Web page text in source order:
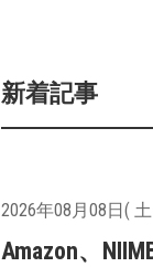
新着記事
2026年08月08日(
Amazon、